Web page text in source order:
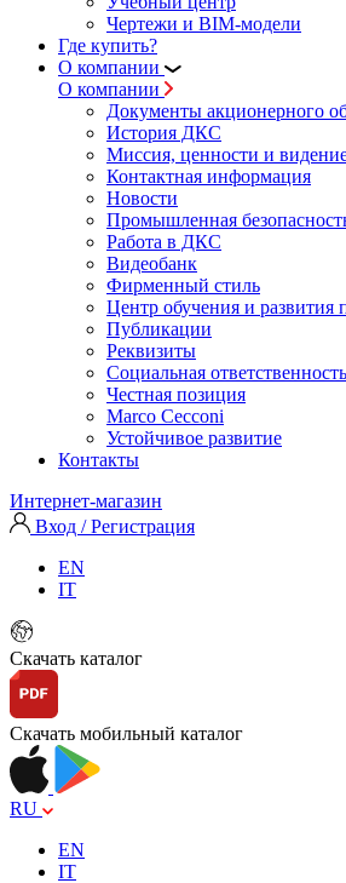
Чертежи и BIM-модели
Где купить?
О компании
О компании
Документы акционерного
История ДКС
Миссия, ценности и
Контактная информация
Новости
Промышленная
Работа в ДКС
Видеобанк
Фирменный стиль
Центр обучения и развития
Публикации
Реквизиты
Социальная ответственность
Честная позиция
Marco Cecconi
Устойчивое развитие
Контакты
Интернет-магазин
Вход / Регистрация
EN
IT
Скачать каталог
Скачать мобильный каталог
RU
EN
IT